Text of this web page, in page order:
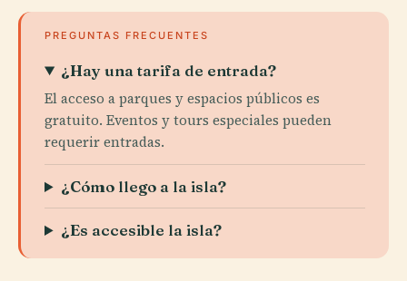
PREGUNTAS FRECUENTES
¿Hay una tarifa de entrada?
El acceso a parques y espacios públicos es
gratuito. Eventos y tours especiales pueden
requerir entradas.
¿Cómo llego a la isla?
¿Es accesible la isla?